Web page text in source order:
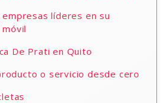
líderes en su
De Prati en Quito
o servicio desde cero